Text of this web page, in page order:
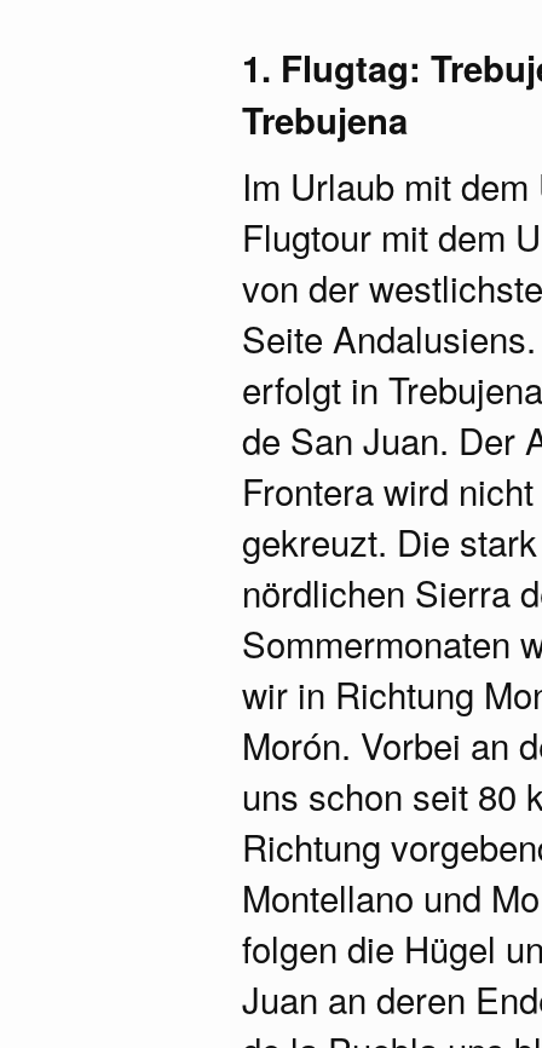
1. Flugtag:
Trebujena
Im Urlaub mit
Flugtour mit dem
von der
Seite
erfolgt in
de San Juan. Der
Frontera wird
gekreuzt. Die
nördlichen Sierra
Sommermonaten
wir in Richtung
Morón. Vorbei an
uns schon seit 80
Richtung
Montellano und
folgen die Hügel
Juan an deren